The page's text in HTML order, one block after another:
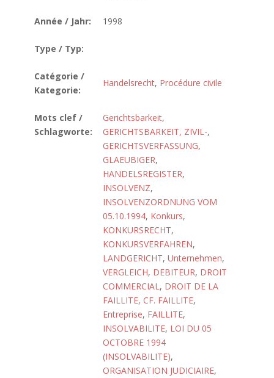
Année / Jahr: 1998
Type / Typ:
Catégorie /
Kategorie:
Handelsrecht, Procédure civile
Mots clef /
Schlagworte:
Gerichtsbarkeit,
GERICHTSBARKEIT, ZIVIL-,
GERICHTSVERFASSUNG,
GLAEUBIGER,
HANDELSREGISTER,
INSOLVENZ,
INSOLVENZORDNUNG VOM
05.10.1994, Konkurs,
KONKURSRECHT,
KONKURSVERFAHREN,
LANDGERICHT, Unternehmen,
VERGLEICH, DEBITEUR, DROIT
COMMERCIAL, DROIT DE LA
FAILLITE, CF. FAILLITE,
Entreprise, FAILLITE,
INSOLVABILITE, LOI DU 05
OCTOBRE 1994
(INSOLVABILITE),
ORGANISATION JUDICIAIRE,